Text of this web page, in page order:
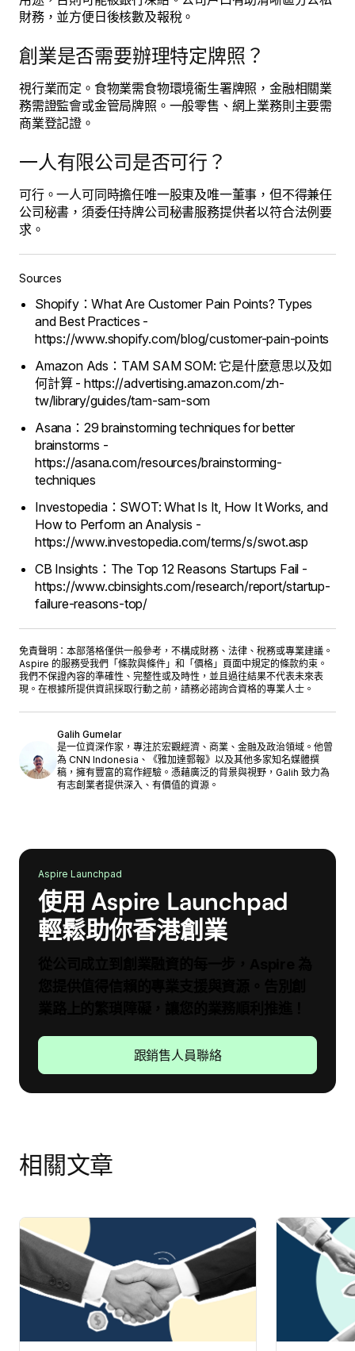
財務，並方便日後核數及報稅。
創業是否需要辦理特定牌照？
視行業而定。食物業需食物環境衞生署牌照，金融相關業
務需證監會或金管局牌照。一般零售、網上業務則主要需
商業登記證。
一人有限公司是否可行？
可行。一人可同時擔任唯一股東及唯一董事，但不得兼任
公司秘書，須委任持牌公司秘書服務提供者以符合法例要
求。
Sources
Shopify：What Are Customer Pain Points? Types
and Best Practices -
https://www.shopify.com/blog/customer-pain-points
Amazon Ads：TAM SAM SOM: 它是什麼意思以及如
何計算 - https://advertising.amazon.com/zh-
tw/library/guides/tam-sam-som
Asana：29 brainstorming techniques for better
brainstorms -
https://asana.com/resources/brainstorming-
techniques
Investopedia：SWOT: What Is It, How It Works, and
How to Perform an Analysis -
https://www.investopedia.com/terms/s/swot.asp
CB Insights：The Top 12 Reasons Startups Fail -
https://www.cbinsights.com/research/report/startup-
failure-reasons-top/
免責聲明：本部落格僅供一般參考，不構成財務、法律、稅務或專業建議。
Aspire 的服務受我們「 條款與條件 」和「 價格 」頁面中規定的條款約束。
我們不保證內容的準確性、完整性或及時性，並且過往結果不代表未來表
現。在根據所提供資訊採取行動之前，請務必諮詢合資格的專業人士。
Galih Gumelar
是一位資深作家，專注於宏觀經濟、商業、金融及政治領域。他曾
為 CNN Indonesia、《雅加達郵報》以及其他多家知名媒體撰
稿，擁有豐富的寫作經驗。憑藉廣泛的背景與視野，Galih 致力為
有志創業者提供深入、有價值的資源。
Aspire Launchpad
使用 Aspire Launchpad
輕鬆助你香港創業
跟銷售人員聯絡
相關文章